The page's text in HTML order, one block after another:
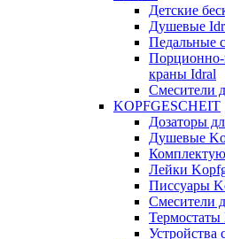
Детские
Душевые
Педальные
краны Idral
Смеcители
KOPFGESCHEIT
Дозаторы
Душевые
Лейки
Писсуары
Смесители
Термостаты
Устройства